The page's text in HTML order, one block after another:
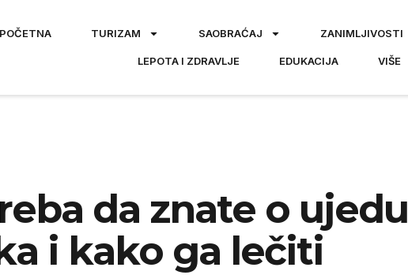
POČETNA TURIZAM SAOBRAĆAJ ZANIMLJIVOSTI
LEPOTA I ZDRAVLJE EDUKACIJA VIŠE
da znate o ujedu
i kako ga lečiti